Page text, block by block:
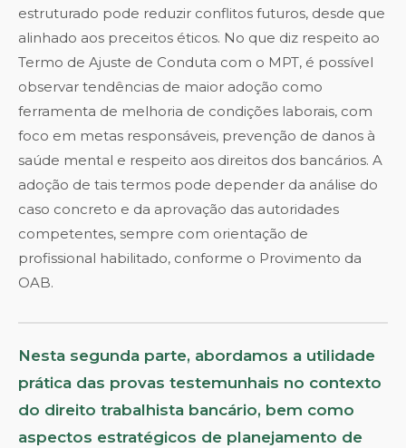
estruturado pode reduzir conflitos futuros, desde que
alinhado aos preceitos éticos. No que diz respeito ao
Termo de Ajuste de Conduta com o MPT, é possível
observar tendências de maior adoção como
ferramenta de melhoria de condições laborais, com
foco em metas responsáveis, prevenção de danos à
saúde mental e respeito aos direitos dos bancários. A
adoção de tais termos pode depender da análise do
caso concreto e da aprovação das autoridades
competentes, sempre com orientação de
profissional habilitado, conforme o Provimento da
OAB.
Nesta segunda parte, abordamos a utilidade
prática das provas testemunhais no contexto
do direito trabalhista bancário, bem como
aspectos estratégicos de planejamento de